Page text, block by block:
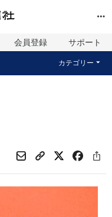
会員登録 サポート
カテゴリー